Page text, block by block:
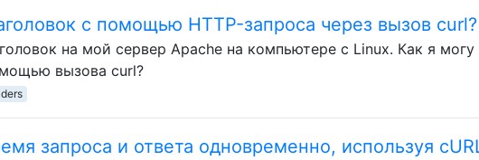
с помощью HTTP-запроса через вызов curl?
на мой сервер Apache на компьютере с Linux. Как я могу
вызова curl?
запроса и ответа одновременно, используя